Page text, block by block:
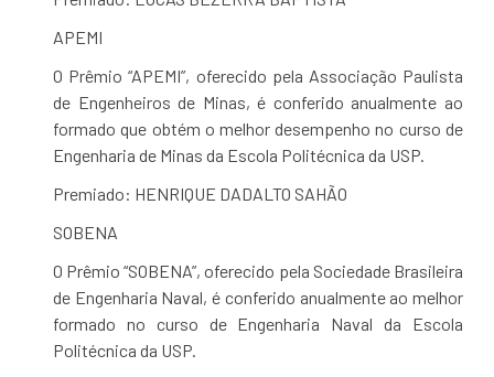
APEMI
O Prêmio “APEMI”, oferecido pela Associação Paulista
de Engenheiros de Minas, é conferido anualmente ao
formado que obtém o melhor desempenho no curso de
Engenharia de Minas da Escola Politécnica da USP.
Premiado: HENRIQUE DADALTO SAHÃO
SOBENA
O Prêmio “SOBENA”, oferecido pela Sociedade Brasileira
de Engenharia Naval, é conferido anualmente ao melhor
formado no curso de Engenharia Naval da Escola
Politécnica da USP.